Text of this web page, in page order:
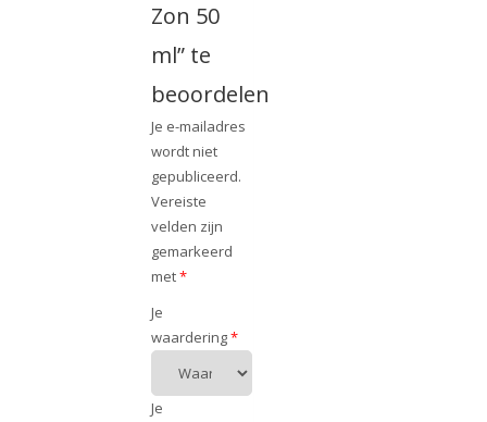
Zon 50
ml” te
beoordelen
Je e-mailadres
wordt niet
gepubliceerd.
Vereiste
velden zijn
gemarkeerd
met*
Je
waardering*
Je